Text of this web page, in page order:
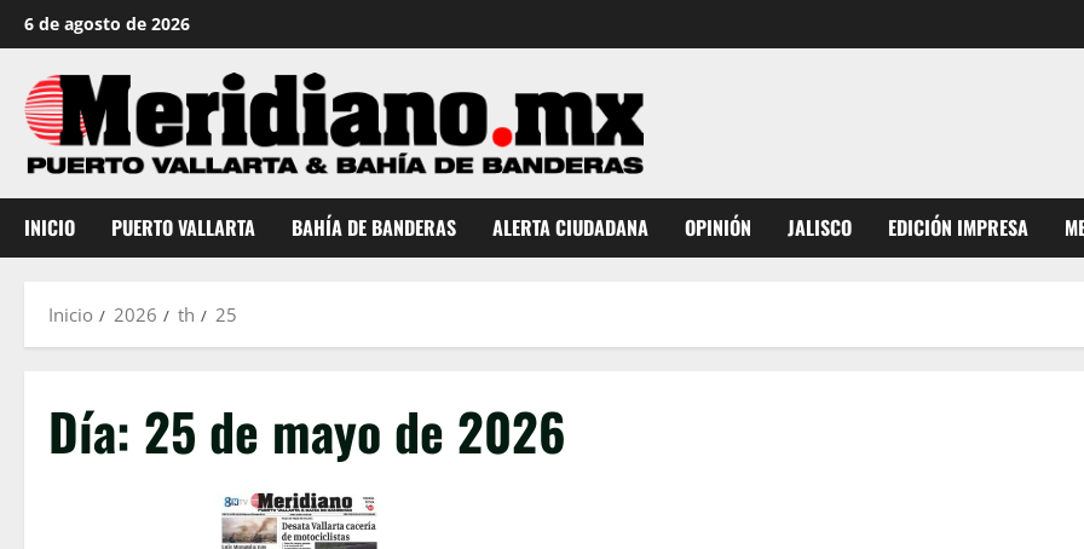
Saltar
al
contenido
6 de agosto de 2026
INICIO PUERTO VALLARTA BAHÍA DE BANDERAS ALERTA CIUDADANA OPINIÓN JALISCO EDICIÓN IMPRESA
Inicio 2026 th 25
Día: 25 de mayo de 2026